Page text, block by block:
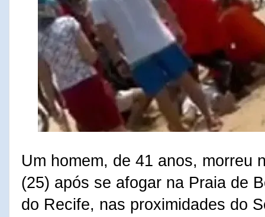
Um homem, de 41 anos, morreu
(25) após se afogar na Praia de
do Recife, nas proximidades do